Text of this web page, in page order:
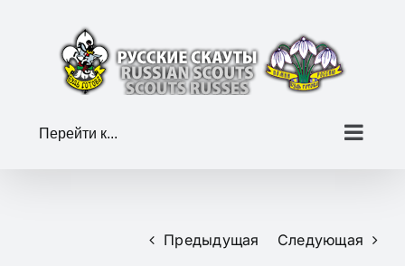
Перейти к...
Предыдущая Следующая